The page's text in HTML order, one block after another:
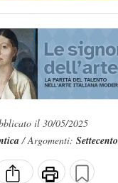
il 30/05/2025
/ Argomenti: Settecento